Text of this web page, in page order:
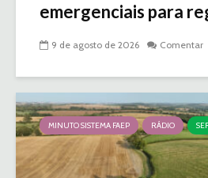
emergenciais para
9 de agosto de 2026 Comentar
MINUTO SISTEMA FAEP RÁDIO